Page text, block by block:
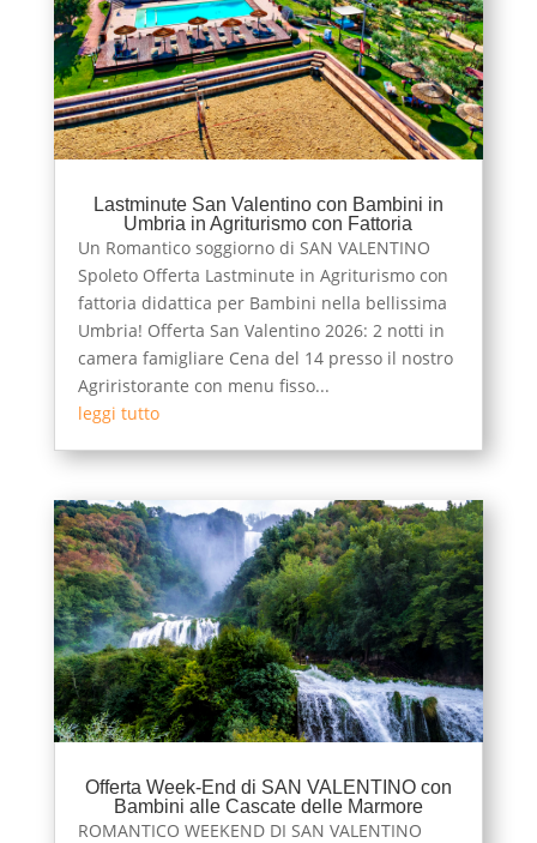
Lastminute San Valentino con Bambini in
Umbria in Agriturismo con Fattoria
Un Romantico soggiorno di SAN VALENTINO
Spoleto Offerta Lastminute in Agriturismo con
fattoria didattica per Bambini nella bellissima
Umbria! Offerta San Valentino 2026: 2 notti in
camera famigliare Cena del 14 presso il nostro
Agriristorante con menu fisso...
leggi tutto
Offerta Week-End di SAN VALENTINO con
Bambini alle Cascate delle Marmore
ROMANTICO WEEKEND DI SAN VALENTINO